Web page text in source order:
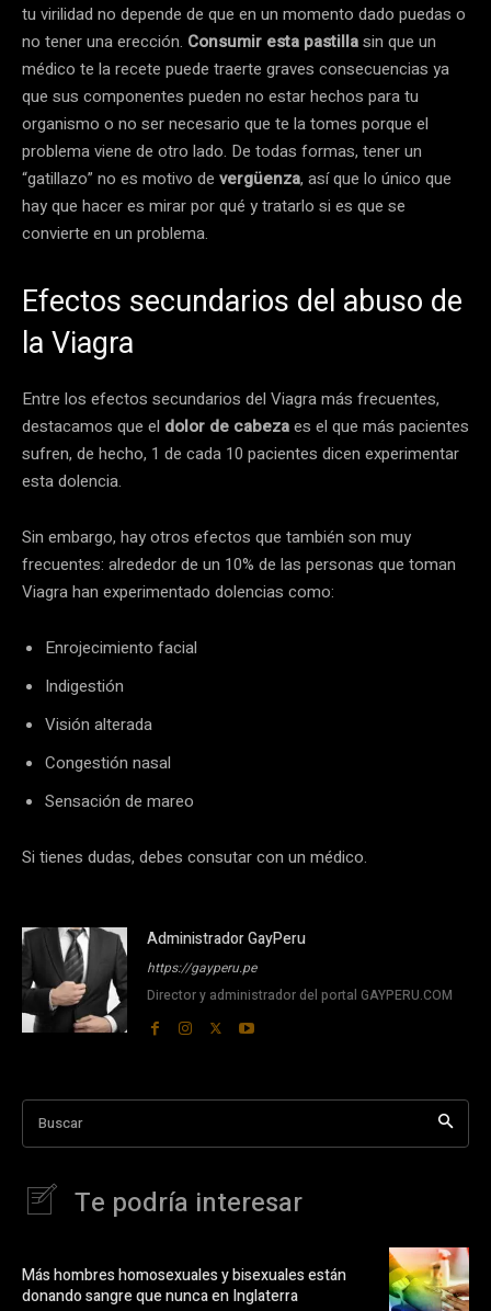
tu virilidad no depende de que en un momento dado puedas o
no tener una erección. Consumir esta pastillasin que un
médico te la recete puede traerte graves consecuencias ya
que sus componentes pueden no estar hechos para tu
organismo o no ser necesario que te la tomes porque el
problema viene de otro lado. De todas formas, tener un
“gatillazo” no es motivo de vergüenza, así que lo único que
hay que hacer es mirar por qué y tratarlo si es que se
convierte en un problema.
Efectos secundarios del abuso de
la Viagra
Entre los efectos secundarios del Viagra más frecuentes,
destacamos que el dolor de cabezaes el que más pacientes
sufren, de hecho, 1 de cada 10 pacientes dicen experimentar
esta dolencia.
Sin embargo, hay otros efectos que también son muy
frecuentes: alrededor de un 10% de las personas que toman
Viagra han experimentado dolencias como:
Enrojecimiento facial
Indigestión
Visión alterada
Congestión nasal
Sensación de mareo
Si tienes dudas, debes consutar con un médico.
Administrador GayPeru
https://gayperu.pe
Director y administrador del portal GAYPERU.COM
Buscar
Te podría interesar
Más hombres homosexuales y bisexuales están
donando sangre que nunca en Inglaterra